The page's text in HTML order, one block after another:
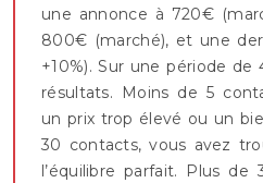
une annonce à 720€
800€ (marché), et une
+10%). Sur une période de
résultats. Moins de 5
un prix trop élevé ou un
30 contacts, vous avez
l’équilibre parfait. Plus